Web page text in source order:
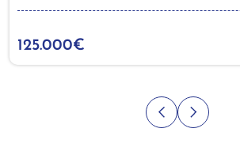
125.000€